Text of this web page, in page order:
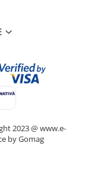
2023 @ www.e-
by Gomag